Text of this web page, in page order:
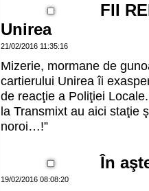
FII
Unirea
21/02/2016 11:35:16
Mizerie, mormane de
cartierului Unirea îi
de reacţie a Poliţiei
la Transmixt au aici staţie
noroi…!”
În
19/02/2016 08:08:20